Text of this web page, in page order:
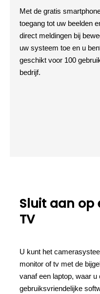
Met de gratis
toegang tot uw beelden
direct meldingen bij
uw systeem toe en u
geschikt voor 100
bedrijf.
Sluit aan op
TV
U kunt het
monitor of tv met de
vanaf een laptop, waar
gebruiksvriendelijke